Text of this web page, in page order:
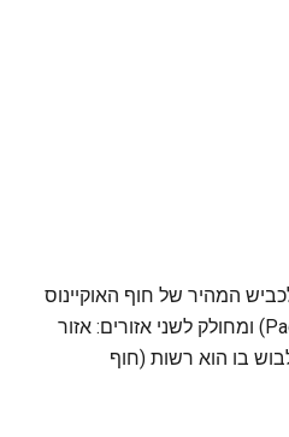
המהיר של חוף האוקיינוס
השקט (Pacific Coast Highway) ומחולק לשני אזורים: אזור
בו הוא רשות (חוף